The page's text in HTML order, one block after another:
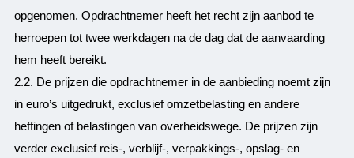
opgenomen. Opdrachtnemer heeft het recht zijn aanbod te
herroepen tot twee werkdagen na de dag dat de aanvaarding
hem heeft bereikt.
2.2. De prijzen die opdrachtnemer in de aanbieding noemt zijn
in euro’s uitgedrukt, exclusief omzetbelasting en andere
heffingen of belastingen van overheidswege. De prijzen zijn
verder exclusief reis-, verblijf-, verpakkings-, opslag- en